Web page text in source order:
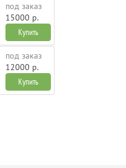
под заказ
15000 р.
Купить
под заказ
12000 р.
Купить